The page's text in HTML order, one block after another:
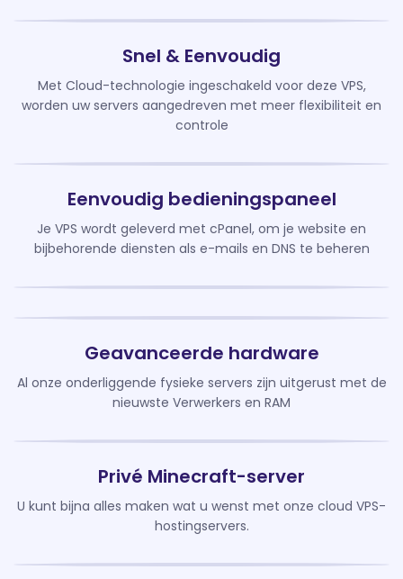
Snel & Eenvoudig
Met Cloud-technologie ingeschakeld voor deze VPS,
worden uw servers aangedreven met meer flexibiliteit en
controle
Eenvoudig bedieningspaneel
Je VPS wordt geleverd met cPanel, om je website en
bijbehorende diensten als e-mails en DNS te beheren
Geavanceerde hardware
Al onze onderliggende fysieke servers zijn uitgerust met de
nieuwste Verwerkers en RAM
Privé Minecraft-server
U kunt bijna alles maken wat u wenst met onze cloud VPS-
hostingservers.